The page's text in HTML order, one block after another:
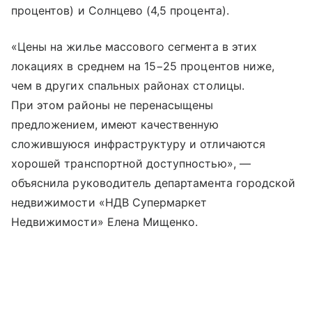
процентов) и Солнцево (4,5 процента).
«Цены на жилье массового сегмента в этих
локациях в среднем на 15−25 процентов ниже,
чем в других спальных районах столицы.
При этом районы не перенасыщены
предложением, имеют качественную
сложившуюся инфраструктуру и отличаются
хорошей транспортной доступностью», —
объяснила руководитель департамента городской
недвижимости «НДВ Супермаркет
Недвижимости» Елена Мищенко.